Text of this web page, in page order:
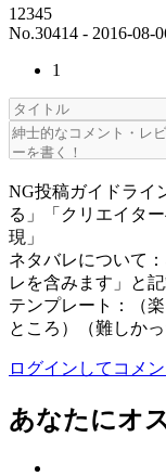
12345
No.30414 - 2016-08-
1
NG投稿ガイドライ
る」「クリエイタ
現」
ネタバレについて
レを含みます」と
テンプレート：（
ところ）（難しか
ログインしてコメン
あなたにオ